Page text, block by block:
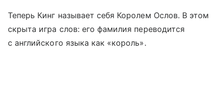
Теперь Кинг называет себя Королем Ослов. В этом
скрыта игра слов: его фамилия переводится
с английского языка как «король».